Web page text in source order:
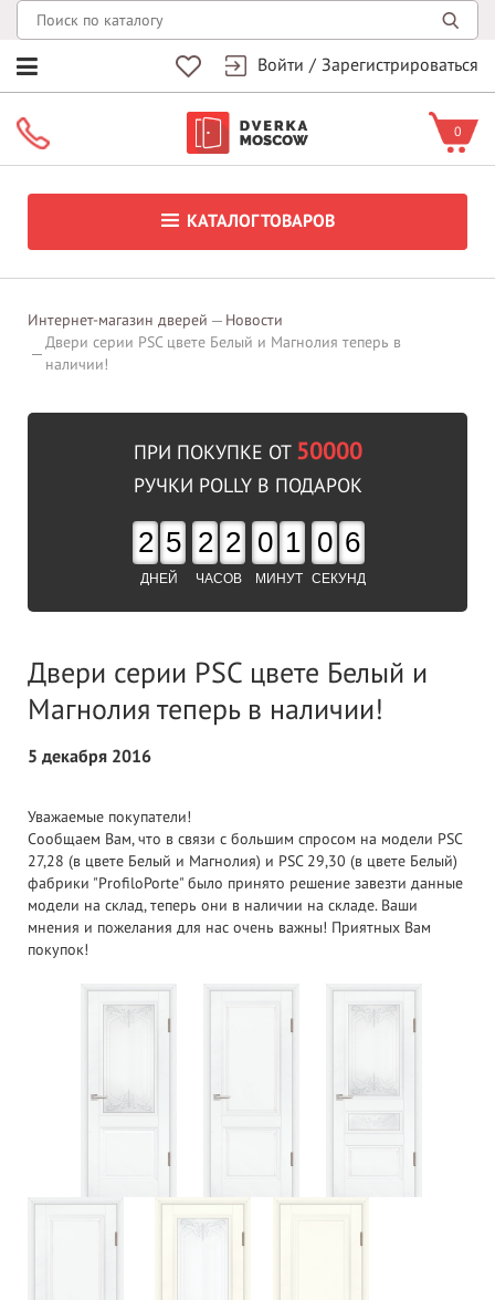
Войти / Зарегистрироваться
0
КАТАЛОГ ТОВАРОВ
Интернет-магазин дверей
Новости
Двери серии PSC цвете Белый и Магнолия теперь в
наличии!
ПРИ ПОКУПКЕ ОТ 50000
РУЧКИ POLLY В ПОДАРОК
2 5
ДНЕЙ
2 2
ЧАСОВ
0 1
МИНУТ
0 5
СЕКУНД
Двери серии PSC цвете Белый и
Магнолия теперь в наличии!
5 декабря 2016
Уважаемые покупатели!
Сообщаем Вам, что в связи с большим спросом на модели PSC
27,28 (в цвете Белый и Магнолия) и PSC 29,30 (в цвете Белый)
фабрики "ProfiloPorte" было принято решение завезти данные
модели на склад, теперь они в наличии на складе. Ваши
мнения и пожелания для нас очень важны! Приятных Вам
покупок!